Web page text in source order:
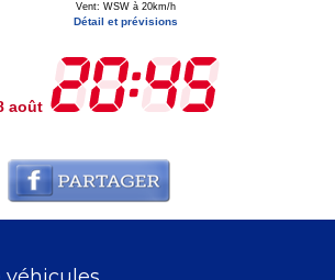
Vent: WSW à 20km/h
Détail et prévisions
août